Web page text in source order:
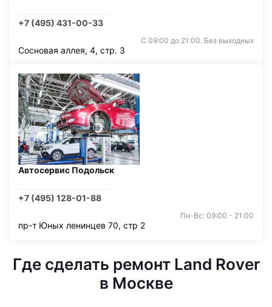
+7 (495) 431-00-33
С 09:00 до 21:00. Без выходных
Сосновая аллея, 4, стр. 3
Автосервис Подольск
+7 (495) 128-01-88
Пн-Вс: 09:00 - 21:00
пр-т Юных ленинцев 70, стр 2
Где сделать ремонт Land Rover
в Москве